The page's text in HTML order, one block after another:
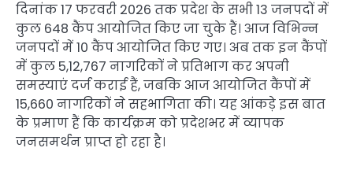
दिनांक 17 फरवरी 2026 तक प्रदेश के सभी 13 जनपदों में
कुल 648 कैंप आयोजित किए जा चुके हैं। आज विभिन्न
जनपदों में 10 कैंप आयोजित किए गए। अब तक इन कैंपों
में कुल 5,12,767 नागरिकों ने प्रतिभाग कर अपनी
समस्याएं दर्ज कराई हैं, जबकि आज आयोजित कैंपों में
15,660 नागरिकों ने सहभागिता की। यह आंकड़े इस बात
के प्रमाण हैं कि कार्यक्रम को प्रदेशभर में व्यापक
जनसमर्थन प्राप्त हो रहा है।